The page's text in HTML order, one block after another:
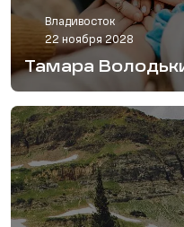
Владивосток
22 ноября 2028
Тамара